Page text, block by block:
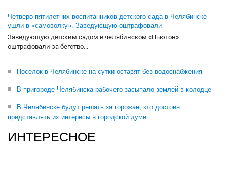
Четверо пятилетних воспитанников детского сада в Челябинске
ушли в «самоволку». Заведующую оштрафовали
Заведующую детским садом в челябинском «Ньютон»
оштрафовали за бегство...
Поселок в Челябинске на сутки оставят без водоснабжения
В пригороде Челябинска рабочего засыпало землей в колодце
В Челябинске будут решать за горожан, кто достоин
представлять их интересы в городской думе
ИНТЕРЕСНОЕ